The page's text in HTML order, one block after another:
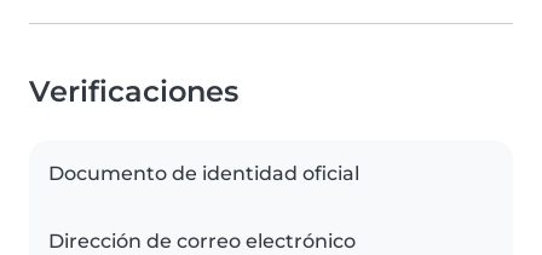
Verificaciones
Documento de identidad oficial
Dirección de correo electrónico